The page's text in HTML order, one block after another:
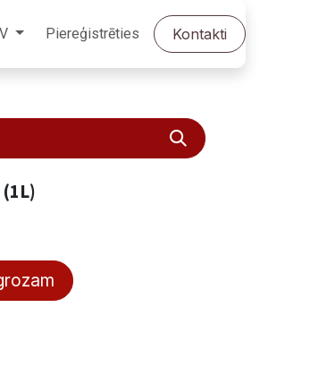
Piereģistrēties Kontakti